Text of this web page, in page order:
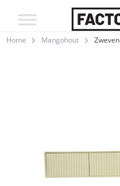
Home Mangohout